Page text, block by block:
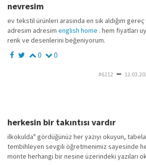
nevresim
ev tekstil ürünleri arasında en sık aldığım
adresim adresim english home . hem fiyatları
renk ve desenlerini beğeniyorum.
0 0
#6112
herkesin bir takıntısı vardır
ilkokulda" gördüğünüz her yazıyı okuyun,
tembihleyen sevgili öğretmenimiz sayesinde
monte herhangi bir nesine üzerindeki yazıları